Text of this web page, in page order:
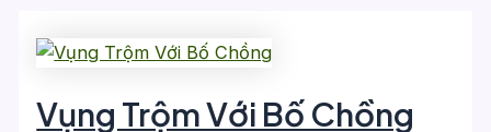
Vụng Trộm Với Bố Chồng